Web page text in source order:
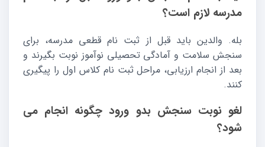
مدرسه لازم است؟
بله. والدین باید قبل از ثبت نام قطعی مدرسه، برای
سنجش سلامت و آمادگی تحصیلی نوآموز نوبت بگیرند و
بعد از انجام ارزیابی، مراحل ثبت نام کلاس اول را پیگیری
کنند.
لغو نوبت سنجش بدو ورود چگونه انجام می
شود؟